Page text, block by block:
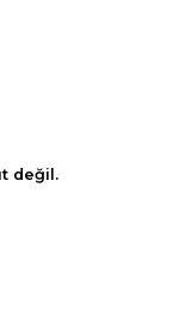
değil.